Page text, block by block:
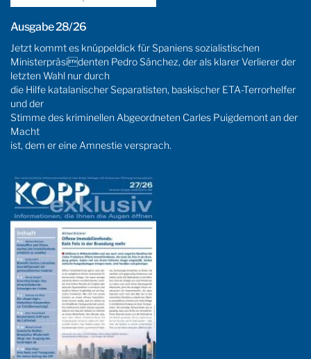
Ausgabe 28/26
Jetzt kommt es knüppeldick für Spaniens sozialistischen
Ministerpräsidenten Pedro Sánchez, der als klarer Verlierer der
letzten Wahl nur durch
die Hilfe katalanischer Separatisten, baskischer ETA-Terrorhelfer
und der
Stimme des kriminellen Abgeordneten Carles Puigdemont an der
Macht
ist, dem er eine Amnestie versprach.